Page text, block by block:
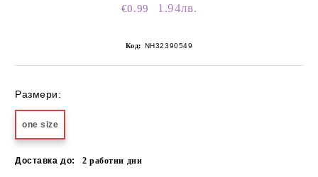
€0.99 1.94лв.
Код: NH32390549
Размери:
one size
Доставка до: 2работни дни